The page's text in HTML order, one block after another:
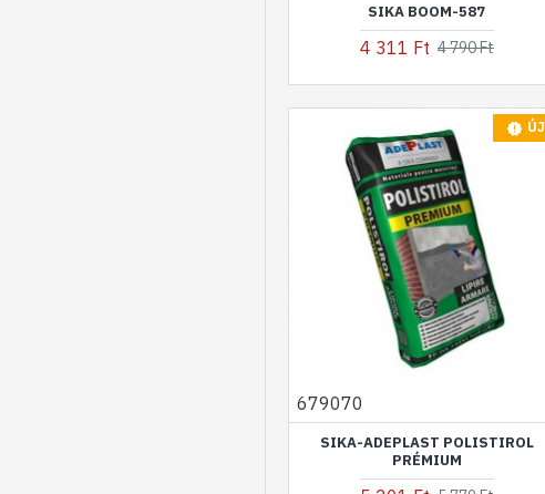
SIKA BOOM-587
4 311 Ft 4 790 Ft
ÚJ
679070
SIKA-ADEPLAST POLISTIROL
PRÉMIUM